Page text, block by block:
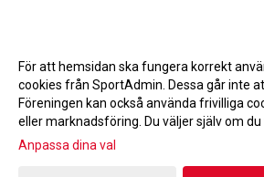
Gå till Webbversion
För att hemsidan ska fungera korrekt
cookies från SportAdmin. Dessa går inte
Föreningen kan också använda frivilliga
eller marknadsföring. Du väljer själv om du
Anpassa dina val